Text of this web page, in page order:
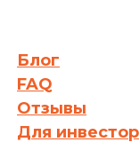
проценты за
сумму
Кредита
Блог
FAQ
Отзывы
Для